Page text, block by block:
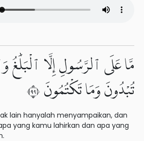
مَّا عَلَى ٱلرَّسُولِ إِلَّا ٱلْبَلَٰغُ
تُبْدُونَ وَمَا تَكْتُمُونَ ٩٩
lain hanyalah menyampaikan, dan
yang kamu lahirkan dan apa yang